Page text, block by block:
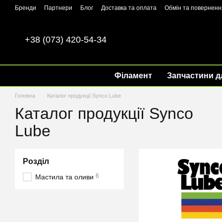
Перейти до основного контенту
Бренди Партнери Блог Доставка та оплата Обмін та
+38 (073) 420-54-34
Філамент Запчастини
Головна Каталог продукції Synco Lube
Каталог продукції Synco
Lube
Розділ
Мастила та оливи 6